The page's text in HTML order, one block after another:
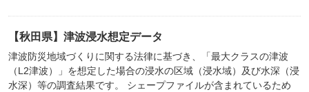
【秋田県】津波浸水想定データ
津波防災地域づくりに関する法律に基づき、「最大クラスの津波
（L2津波）」を想定した場合の浸水の区域（浸水域）及び水深（浸
水深）等の調査結果です。 シェープファイルが含まれているため